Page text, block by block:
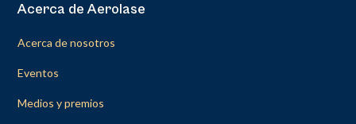
Acerca de Aerolase
Acerca de nosotros
Eventos
Medios y premios